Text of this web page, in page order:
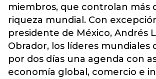
miembros, que controlan más
riqueza mundial. Con
presidente de México, Andrés
Obrador, los líderes mundiales
por dos días una agenda con
economía global, comercio e